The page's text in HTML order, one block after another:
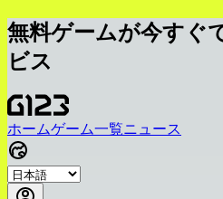
無料ゲームが今すぐ
ビス
ホームゲーム一覧ニュース